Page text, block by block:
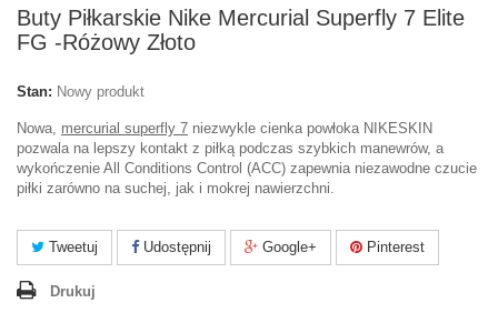
Buty Piłkarskie Nike Mercurial Superfly 7 Elite
FG -Różowy Złoto
Stan: Nowy produkt
Nowa, mercurial superfly 7 niezwykle cienka powłoka NIKESKIN
pozwala na lepszy kontakt z piłką podczas szybkich manewrów, a
wykończenie All Conditions Control (ACC) zapewnia niezawodne czucie
piłki zarówno na suchej, jak i mokrej nawierzchni.
Tweetuj Udostępnij Google+ Pinterest
Drukuj